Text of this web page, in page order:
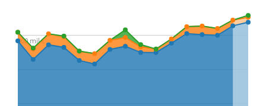
800 mil €